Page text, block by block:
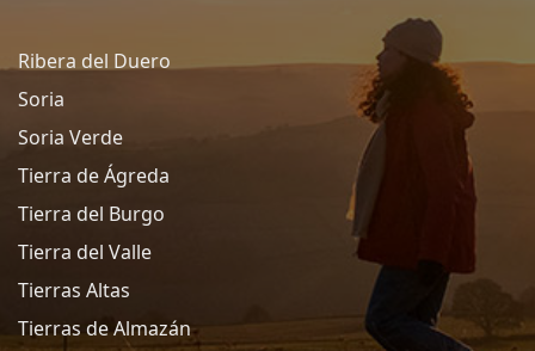
Ribera del Duero
Soria
Soria Verde
Tierra de Ágreda
Tierra del Burgo
Tierra del Valle
Tierras Altas
Tierras de Almazán